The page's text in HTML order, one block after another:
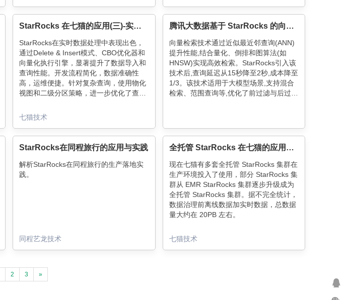
StarRocks 在七猫的应用(三)-实时数据写入与查询性能优化
StarRocks在实时数据处理中表现出色，
通过Delete & Insert模式、CBO优化器和
向量化执行引擎，显著提升了数据导入和
查询性能。开发流程简化，数据准确性
高，运维便捷。针对复杂查询，使用物化
视图和二级分区策略，进一步优化了查询
询速度。
七猫技术
腾讯大数据基于 StarRocks 的向量检索探索
向量检索技术通过近似最近邻查询(ANN)
提升性能,结合量化、倒排和图算法(如
HNSW)实现高效检索。StarRocks引入该
技术后,查询延迟从15秒降至2秒,成本降至
1/3。该技术适用于大模型场景,支持混合
检索、范围查询等,优化了前过滤与后过滤
StarRocks在同程旅行的应用与实践
解析StarRocks在同程旅行的生产落地实
践。
同程艺龙技术
全托管 StarRocks 在七猫的应用和实践
现在七猫有多套全托管 StarRocks 集群在
生产环境投入了使用，部分 StarRocks 集
群从 EMR StarRocks 集群逐步升级成为
全托管 StarRocks 集群。据不完全统计，
数据治理前离线数据加实时数据，总数据
量大约在 20PB 左右。
七猫技术
2 3 »